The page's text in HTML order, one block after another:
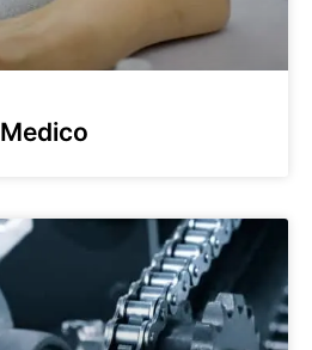
Medico